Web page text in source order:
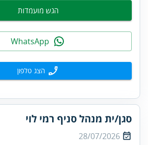
הגש מועמדות
הצג טלפון
סגן/ית מנהל סניף רמי לוי
28/07/2026